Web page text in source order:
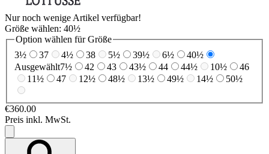
Nur noch wenige Artikel verfügbar!
Größe wählen: 40½
Option wählen für Größe
3½
37 4½ 38 5½ 39½ 6½
40½
Ausgewählt7½ 42 43 43½ 44 44½ 10½
46
11½
47 12½ 48½ 13½ 49½ 14½ 50½
€360.00
Preis inkl. MwSt.